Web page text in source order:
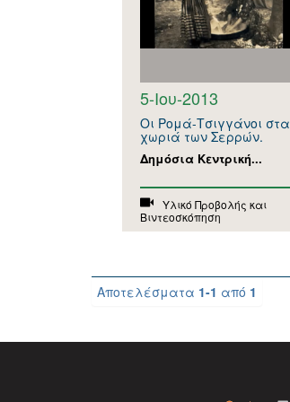
5-Ιου-2013
Οι Ρομά-Τσιγγάνοι στα
χωριά των Σερρών.
Δημόσια Κεντρική...
Υλικό Προβολής και
Βιντεοσκόπηση
Αποτελέσματα 1-1 από 1